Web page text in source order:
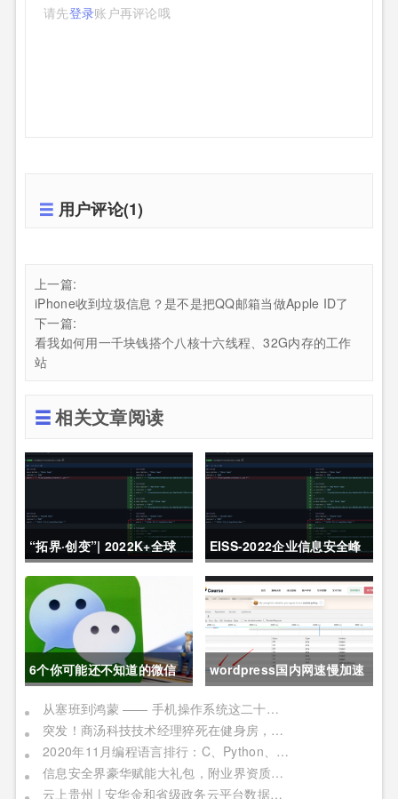
请先登录账户再评论哦
用户评论(1)
上一篇:
iPhone收到垃圾信息？是不是把QQ邮箱当做Apple ID了
下一篇:
看我如何用一千块钱搭个八核十六线程、32G内存的工作
站
相关文章阅读
“拓界·创变”| 2022K+全球
软件研发行业创新峰会上海
站敬请期待！
EISS-2022企业信息安全峰
会之深圳站 10月28日成功
举办
6个你可能还不知道的微信
冷知识，每一个都令人相见
恨晚
wordpress国内网速慢加速
及防DDOS攻击快速CF切换
教程
从塞班到鸿蒙 —— 手机操作系统这二十年历程
突发！商汤科技技术经理猝死在健身房，网友：996福报何时是个头
2020年11月编程语言排行：C、Python、Java
信息安全界豪华赋能大礼包，附业界资质证书备考指南！
云上贵州 | 安华金和省级政务云平台数据安全实践